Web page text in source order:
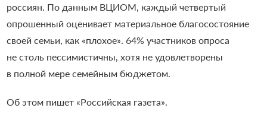
россиян. По данным ВЦИОМ, каждый четвертый
опрошенный оценивает материальное благосостояние
своей семьи, как «плохое». 64% участников опроса
не столь пессимистичны, хотя не удовлетворены
в полной мере семейным бюджетом.
Об этом пишет «Российская газета».